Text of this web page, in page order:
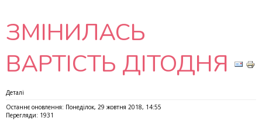
ЗМІНИЛАСЬ
ВАРТІСТЬ ДІТОДНЯ
Деталі
Останнє оновлення: Понеділок, 29 жовтня 2018, 14:55
Перегляди: 1931